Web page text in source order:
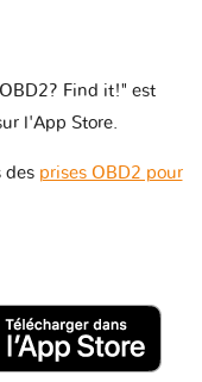
Find it!" est
l'App Store.
des prises OBD2 pour